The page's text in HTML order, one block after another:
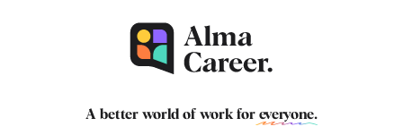
A better world of work for everyone.